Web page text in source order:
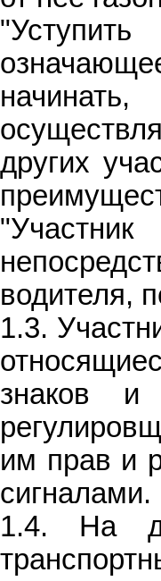
других
водителя,
1.3.
знаков и
им прав и
сигналами.
1.4. На